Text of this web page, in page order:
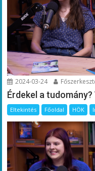
2024-03-24
Érdekel a
Eltekintés Főoldal HÖK